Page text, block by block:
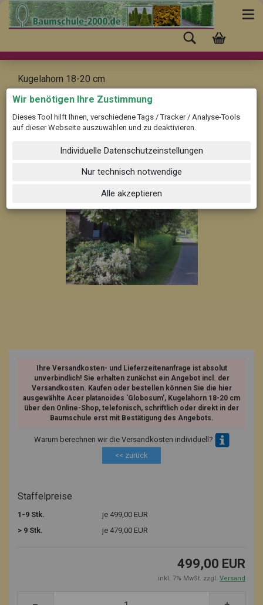
Kugelahorn 18-20 cm
Acer platanoides 'Globosum'
Ihre Versandkosten- und Lieferzeitenanfrage ist absolut
unverbindlich! Sie erhalten zunächst ein Angebot incl. der
Versandkosten. Kaufen oder bestellen können Sie die hier
ausgewählte Acer platanoides 'Globosum', Kugelahorn 18-20 cm
über den Online-Shop, telefonisch, schriftlich oder direkt in der
Baumschule erst mit Bestätigung des Angebots.
Warum berechnen wir die Versandkosten individuell?
<< zurück
Staffelpreise
1-9 Stk.
je 499,00 EUR
> 9 Stk.
je 479,00 EUR
499,00 EUR
inkl. 7% MwSt. zzgl. Versand
Wir benötigen Ihre Zustimmung
Dieses Tool hilft Ihnen, verschiedene Tags / Tracker / Analyse-Tools
auf dieser Webseite auszuwählen und zu deaktivieren.
Individuelle Datenschutzeinstellungen
Nur technisch notwendige
Alle akzeptieren